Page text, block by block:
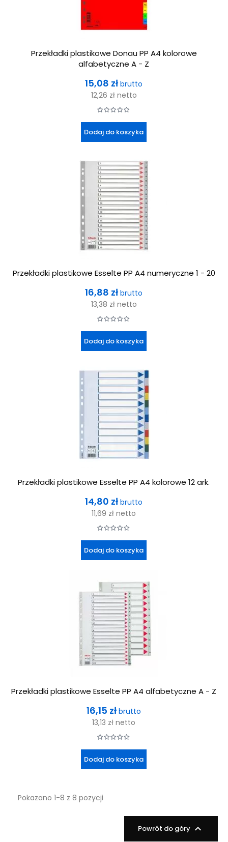
Przekładki plastikowe Donau PP A4 kolorowe
alfabetyczne A - Z
Cena
15,08 zł brutto
12,26 zł netto
Dodaj do koszyka
Przekładki plastikowe Esselte PP A4 numeryczne 1 - 20
Cena
16,88 zł brutto
13,38 zł netto
Dodaj do koszyka
Przekładki plastikowe Esselte PP A4 kolorowe 12 ark.
Cena
14,80 zł brutto
11,69 zł netto
Dodaj do koszyka
Przekładki plastikowe Esselte PP A4 alfabetyczne A - Z
Cena
16,15 zł brutto
13,13 zł netto
Dodaj do koszyka
Pokazano 1-8 z 8 pozycji
Powrót do góry 